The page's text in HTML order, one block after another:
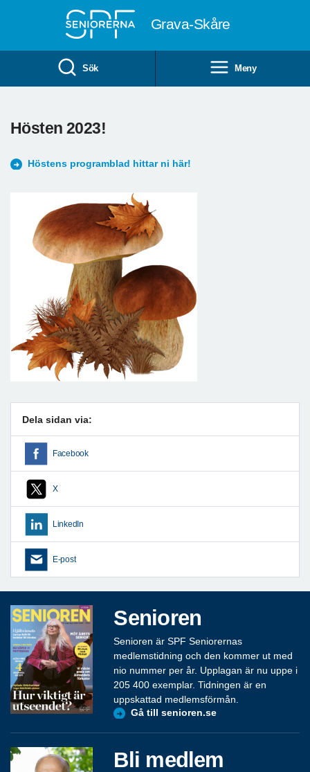
Grava-Skåre
Sök Meny
Hösten 2023!
Höstens programblad hittar ni här!
Dela sidan via:
Facebook
X
LinkedIn
E-post
Senioren
Senioren är SPF Seniorernas
medlemstidning och den kommer ut med
nio nummer per år. Upplagan är nu uppe i
205 400 exemplar. Tidningen är en
uppskattad medlemsförmån.
Gå till senioren.se
Bli medlem